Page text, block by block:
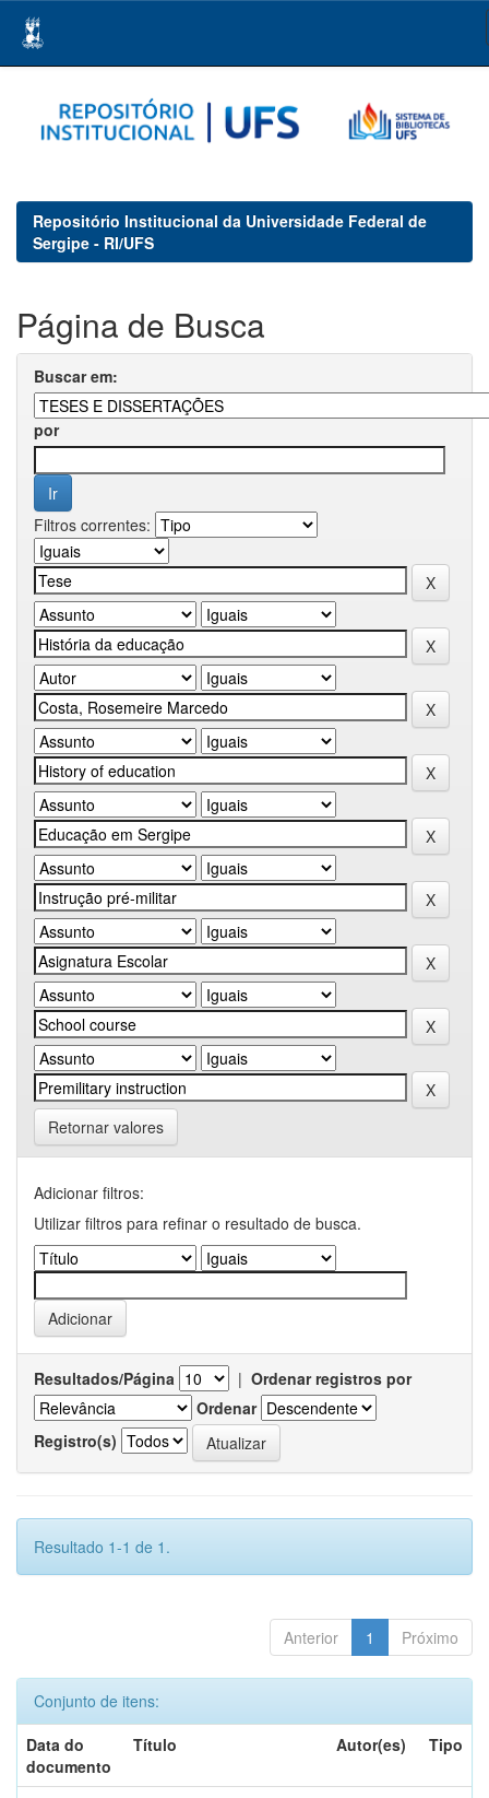
navigation
Repositório Institucional da Universidade Federal de
Sergipe - RI/UFS
Página de Busca
Buscar em:
por
Filtros correntes:
Retornar valores
Adicionar filtros:
Utilizar filtros para refinar o resultado de busca.
Resultados/Página | Ordenar registros por
Ordenar
Registro(s)
Resultado 1-1 de 1.
Anterior 1 Próximo
Conjunto de itens:
Data do
documento
Título Autor(es) Tipo